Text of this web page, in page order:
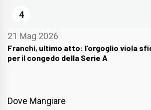
4
21 Mag 2026
Franchi, ultimo atto: l’orgoglio viola
per il congedo della Serie A
Dove Mangiare